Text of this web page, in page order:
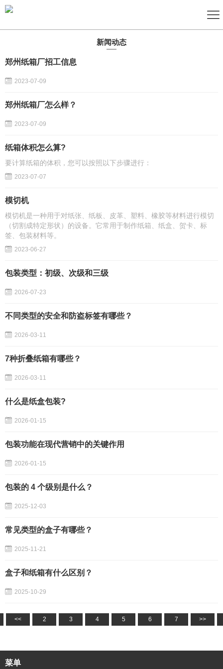
新闻动态
郑州纸箱厂招工信息
2023-07-09
郑州纸箱厂怎么样？
2023-07-09
纸箱体积怎么算?
要计算纸箱的体积，您可以按照以下步骤进行：
2023-07-07
模切机
模切机是一种用于对纸张、纸板、皮革、塑料、橡胶等材料进行模切
（切割成特定形状）的设备。它常用于制作纸箱、纸盒、贺卡、标
签、包装材料等。
2023-06-27
包装类型：初级、次级和三级
2026-07-23
不同类型的安全和防盗标签有哪些？
2026-03-11
7种折叠纸箱有哪些？
2026-03-11
什么是纸盒包装?
2026-01-15
包装功能在现代营销中的关键作用
2026-01-15
包装的 4 个级别是什么？
2025-12-03
常见类型的盒子有哪些？
2025-11-21
盒子和纸箱有什么区别？
2025-10-29
<< 2 3 4 5 6 7 >>
菜单